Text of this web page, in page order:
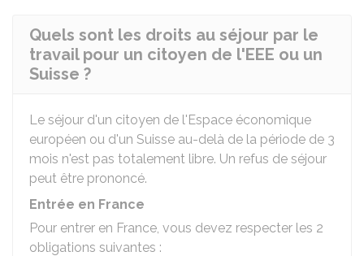
Quels sont les droits au séjour par le
travail pour un citoyen de l'EEE ou un
Suisse ?
Le séjour d'un citoyen de l'Espace économique
européen ou d'un Suisse au-delà de la période de 3
mois n'est pas totalement libre. Un refus de séjour
peut être prononcé.
Entrée en France
Pour entrer en France, vous devez respecter les 2
obligations suivantes :